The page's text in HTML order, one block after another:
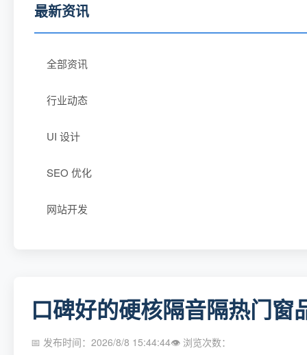
最新资讯
全部资讯
行业动态
UI 设计
SEO 优化
网站开发
口碑好的硬核隔音隔热门窗
📅 发布时间：2026/8/8 15:44:44👁 浏览次数：